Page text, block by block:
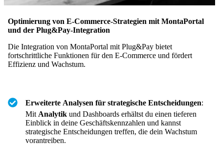
Optimierung von E-Commerce-Strategien mit MontaPortal
und der Plug&Pay-Integration
Die Integration von MontaPortal mit Plug&Pay bietet
fortschrittliche Funktionen für den E-Commerce und fördert
Effizienz und Wachstum.
Erweiterte Analysen für strategische Entscheidungen:
Mit Analytik und Dashboards erhältst du einen tieferen
Einblick in deine Geschäftskennzahlen und kannst
strategische Entscheidungen treffen, die dein Wachstum
vorantreiben.